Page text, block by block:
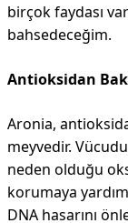
birçok faydası
bahsedeceğim.
Antioksidan
Aronia,
meyvedir.
neden olduğu
korumaya
DNA hasarını